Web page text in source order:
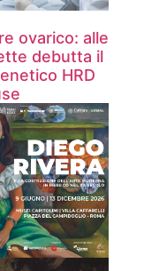
ovarico: alle
debutta il
HRD